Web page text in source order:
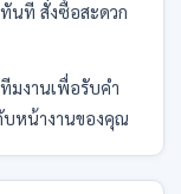
นที สั่งซื้อสะดวก
มงานเพื่อรับคำ
บหน้างานของคุณ